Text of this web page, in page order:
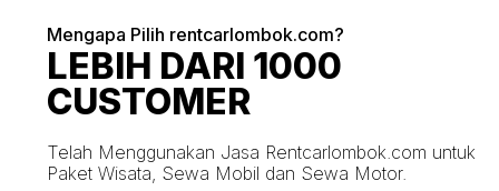
Mengapa Pilih rentcarlombok.com?
LEBIH DARI 1000
CUSTOMER
Telah Menggunakan Jasa Rentcarlombok.com untuk
Paket Wisata, Sewa Mobil dan Sewa Motor.